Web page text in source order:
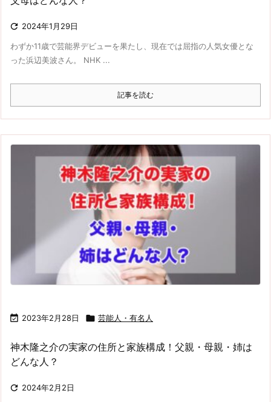
 2024年1月29日
わずか11歳で芸能界デビューを果たし、現在では屈指の人気女優とな
った浜辺美波さん。 NHK ...
記事を読む
 2023年2月28日  芸能人・有名人
神木隆之介の実家の住所と家族構成！父親・母親・姉は
どんな人？
 2024年2月2日